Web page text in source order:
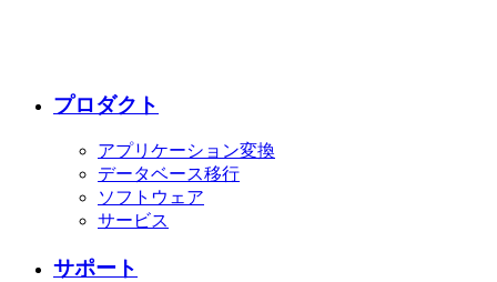
プロダクト
アプリケーション変換
データベース移行
ソフトウェア
サービス
サポート